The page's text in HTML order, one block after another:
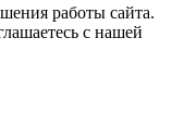
работы сайта.
с нашей